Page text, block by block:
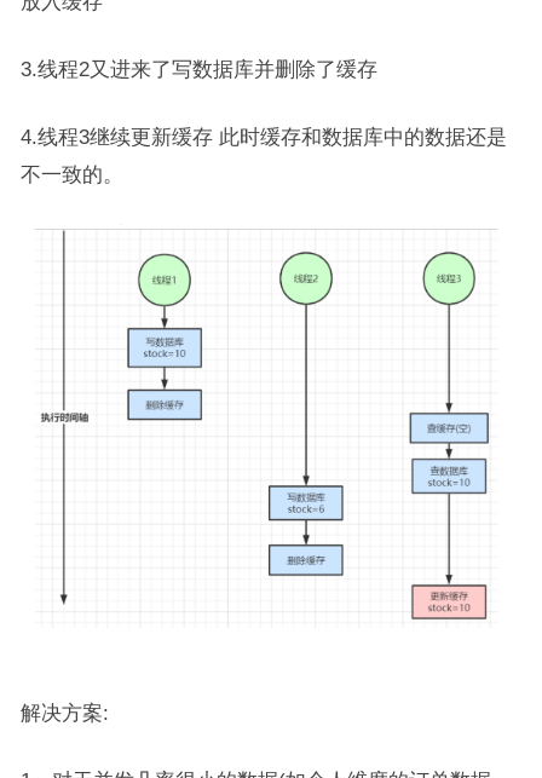
3.线程2又进来了写数据库并删除了缓存
4.线程3继续更新缓存 此时缓存和数据库中的数据还是
不一致的。
解决方案: